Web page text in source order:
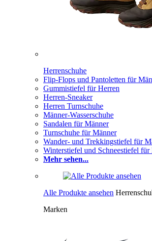
Herrenschuhe
Flip-Flops und Pantoletten für
Gummistiefel für Herren
Herren-Sneaker
Herren Turnschuhe
Männer-Wasserschuhe
Sandalen für Männer
Turnschuhe für Männer
Wander- und Trekkingstiefel für
Winterstiefel und Schneestiefel für
Mehr sehen...
Alle Produkte ansehen
Marken